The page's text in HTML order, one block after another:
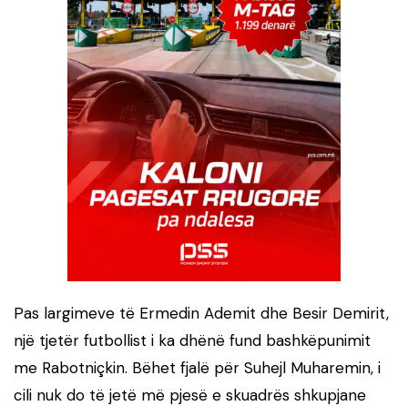
Pas largimeve të Ermedin Ademit dhe Besir Demirit,
një tjetër futbollist i ka dhënë fund bashkëpunimit
me Rabotniçkin. Bëhet fjalë për Suhejl Muharemin, i
cili nuk do të jetë më pjesë e skuadrës shkupjane